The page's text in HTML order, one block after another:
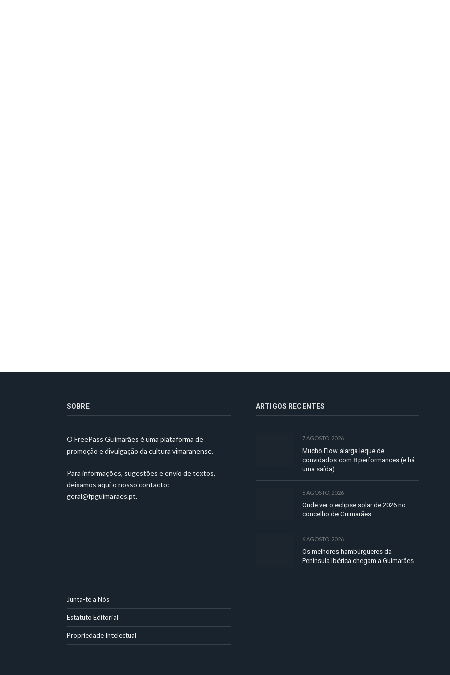
SOBRE
O FreePass Guimarães é uma plataforma de
promoção e divulgação da cultura vimaranense.
Para informações, sugestões e envio de textos,
deixamos aqui o nosso contacto:
geral@fpguimaraes.pt.
ARTIGOS RECENTES
7 AGOSTO, 2026
Mucho Flow alarga leque de
convidados com 8 performances (e há
uma saída)
6 AGOSTO, 2026
Onde ver o eclipse solar de 2026 no
concelho de Guimarães
6 AGOSTO, 2026
Os melhores hambúrgueres da
Península Ibérica chegam a Guimarães
Junta-te a Nós
Estatuto Editorial
Propriedade Intelectual